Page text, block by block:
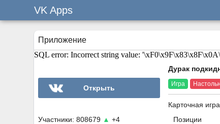
VK Apps
Приложение
SQL error: Incorrect string value:
Открыть
Участники: 808679 ▲ +4
Дурак
Игра
Карточная
Позиции